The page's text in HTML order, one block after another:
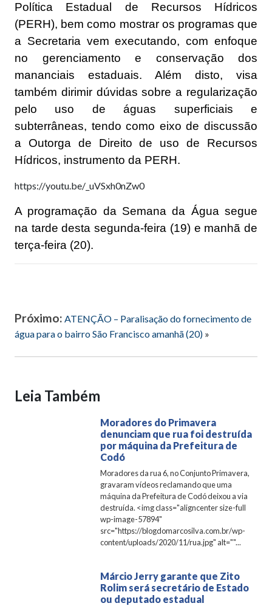
Política Estadual de Recursos Hídricos
(PERH), bem como mostrar os programas que
a Secretaria vem executando, com enfoque
no gerenciamento e conservação dos
mananciais estaduais. Além disto, visa
também dirimir dúvidas sobre a regularização
pelo uso de águas superficiais e
subterrâneas, tendo como eixo de discussão
a Outorga de Direito de uso de Recursos
Hídricos, instrumento da PERH.
https://youtu.be/_uVSxh0nZw0
A programação da Semana da Água segue
na tarde desta segunda-feira (19) e manhã de
terça-feira (20).
Próximo: ATENÇÃO – Paralisação do fornecimento de
água para o bairro São Francisco amanhã (20) »
Leia Também
Moradores do Primavera
denunciam que rua foi destruída
por máquina da Prefeitura de
Codó
Moradores da rua 6, no Conjunto Primavera,
gravaram vídeos reclamando que uma
máquina da Prefeitura de Codó deixou a via
destruída. <img class="aligncenter size-full
wp-image-57894"
src="https://blogdomarcosilva.com.br/wp-
content/uploads/2020/11/rua.jpg" alt=""...
Márcio Jerry garante que Zito
Rolim será secretário de Estado
ou deputado estadual